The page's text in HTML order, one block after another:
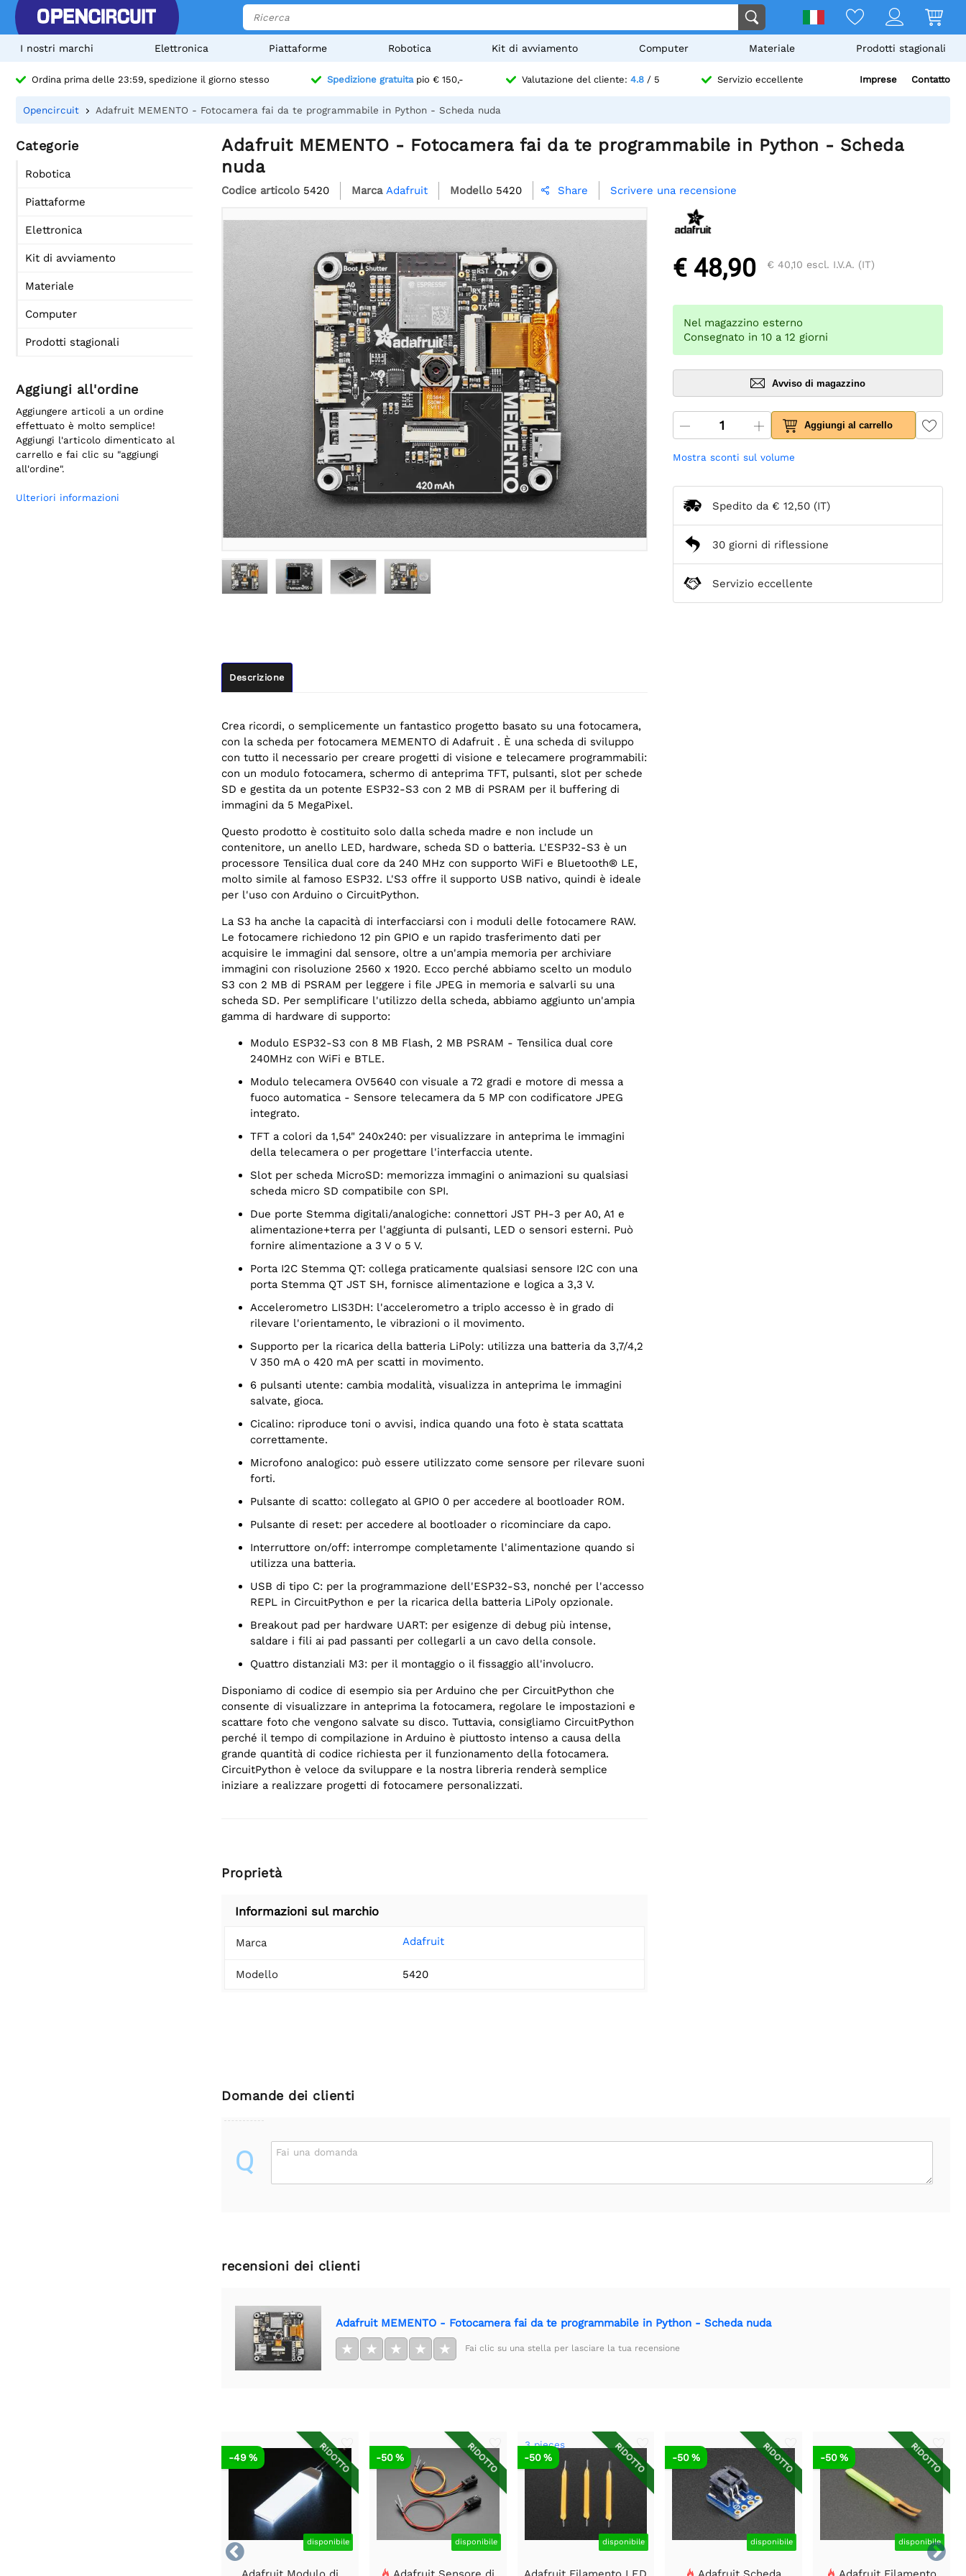
I nostri marchi Elettronica Piattaforme Robotica Kit di avviamento Computer Materiale Prodotti stagionali
Ordina prima delle 23:59, spedizione il giorno stesso Spedizione gratuitapio € 150,- Valutazione del cliente: 4.8/ 5 Servizio eccellente Imprese Contatto
Opencircuit Adafruit MEMENTO - Fotocamera fai da te programmabile in Python - Scheda nuda
Categorie
Robotica
Piattaforme
Elettronica
Kit di avviamento
Materiale
Computer
Prodotti stagionali
Aggiungi all'ordine
Aggiungere articoli a un ordine
effettuato è molto semplice!
Aggiungi l'articolo dimenticato al
carrello e fai clic su "aggiungi
all'ordine".
Ulteriori informazioni
Adafruit MEMENTO - Fotocamera fai da te programmabile in Python - Scheda
nuda
Codice articolo 5420 Marca Adafruit Modello 5420  Share Scrivere una recensione
Descrizione
Crea ricordi, o semplicemente un fantastico progetto basato su una fotocamera,
con la scheda per fotocamera MEMENTO di Adafruit . È una scheda di sviluppo
con tutto il necessario per creare progetti di visione e telecamere programmabili:
con un modulo fotocamera, schermo di anteprima TFT, pulsanti, slot per schede
SD e gestita da un potente ESP32-S3 con 2 MB di PSRAM per il buffering di
immagini da 5 MegaPixel.
Questo prodotto è costituito solo dalla scheda madre e non include un
contenitore, un anello LED, hardware, scheda SD o batteria. L'ESP32-S3 è un
processore Tensilica dual core da 240 MHz con supporto WiFi e Bluetooth® LE,
molto simile al famoso ESP32. L'S3 offre il supporto USB nativo, quindi è ideale
per l'uso con Arduino o CircuitPython.
La S3 ha anche la capacità di interfacciarsi con i moduli delle fotocamere RAW.
Le fotocamere richiedono 12 pin GPIO e un rapido trasferimento dati per
acquisire le immagini dal sensore, oltre a un'ampia memoria per archiviare
immagini con risoluzione 2560 x 1920. Ecco perché abbiamo scelto un modulo
S3 con 2 MB di PSRAM per leggere i file JPEG in memoria e salvarli su una
scheda SD. Per semplificare l'utilizzo della scheda, abbiamo aggiunto un'ampia
gamma di hardware di supporto:
Modulo ESP32-S3 con 8 MB Flash, 2 MB PSRAM - Tensilica dual core
240MHz con WiFi e BTLE.
Modulo telecamera OV5640 con visuale a 72 gradi e motore di messa a
fuoco automatica - Sensore telecamera da 5 MP con codificatore JPEG
integrato.
TFT a colori da 1,54" 240x240: per visualizzare in anteprima le immagini
della telecamera o per progettare l'interfaccia utente.
Slot per scheda MicroSD: memorizza immagini o animazioni su qualsiasi
scheda micro SD compatibile con SPI.
Due porte Stemma digitali/analogiche: connettori JST PH-3 per A0, A1 e
alimentazione+terra per l'aggiunta di pulsanti, LED o sensori esterni. Può
fornire alimentazione a 3 V o 5 V.
Porta I2C Stemma QT: collega praticamente qualsiasi sensore I2C con una
porta Stemma QT JST SH, fornisce alimentazione e logica a 3,3 V.
Accelerometro LIS3DH: l'accelerometro a triplo accesso è in grado di
rilevare l'orientamento, le vibrazioni o il movimento.
Supporto per la ricarica della batteria LiPoly: utilizza una batteria da 3,7/4,2
V 350 mA o 420 mA per scatti in movimento.
6 pulsanti utente: cambia modalità, visualizza in anteprima le immagini
salvate, gioca.
Cicalino: riproduce toni o avvisi, indica quando una foto è stata scattata
correttamente.
Microfono analogico: può essere utilizzato come sensore per rilevare suoni
forti.
Pulsante di scatto: collegato al GPIO 0 per accedere al bootloader ROM.
Pulsante di reset: per accedere al bootloader o ricominciare da capo.
Interruttore on/off: interrompe completamente l'alimentazione quando si
utilizza una batteria.
USB di tipo C: per la programmazione dell'ESP32-S3, nonché per l'accesso
REPL in CircuitPython e per la ricarica della batteria LiPoly opzionale.
Breakout pad per hardware UART: per esigenze di debug più intense,
saldare i fili ai pad passanti per collegarli a un cavo della console.
Quattro distanziali M3: per il montaggio o il fissaggio all'involucro.
Disponiamo di codice di esempio sia per Arduino che per CircuitPython che
consente di visualizzare in anteprima la fotocamera, regolare le impostazioni e
scattare foto che vengono salvate su disco. Tuttavia, consigliamo CircuitPython
perché il tempo di compilazione in Arduino è piuttosto intenso a causa della
grande quantità di codice richiesta per il funzionamento della fotocamera.
CircuitPython è veloce da sviluppare e la nostra libreria renderà semplice
iniziare a realizzare progetti di fotocamere personalizzati.
Proprietà
Informazioni sul marchio
Marca Adafruit
Modello 5420
€ 48,90 € 40,10 escl. I.V.A. (IT)
Nel magazzino esterno
Consegnato in 10 a 12 giorni
Avviso di magazzino
Aggiungi al carrello
Mostra sconti sul volume
Spedito da € 12,50 (IT)
30 giorni di riflessione
Servizio eccellente
Domande dei clienti
Q Fai una domanda
recensioni dei clienti
Adafruit MEMENTO - Fotocamera fai da te programmabile in Python - Scheda nuda
★ ★ ★ ★ ★ Fai clic su una stella per lasciare la tua recensione


RIDOTTO
disponibile
-49 % RIDOTTO
disponibile
-50 % RIDOTTO
3 pieces
disponibile
-50 % RIDOTTO
disponibile
-50 % RIDOTTO
disponibile
-50 %